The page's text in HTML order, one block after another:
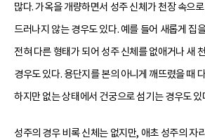
많다. 가옥을 개량하면서 성주 신체가 천장 속으
드러나지 않는 경우도 있다. 예를 들어 새롭게 집
전혀 다른 형태가 되어 성주 신체를 없애거나 새
경우도 있다. 용단지를 본의 아니게 깨뜨렸을 때
하지만 없는 상태에서 건궁으로 섬기는 경우도 있
성주의 경우 비록 신체는 없지만, 애초 성주의 자